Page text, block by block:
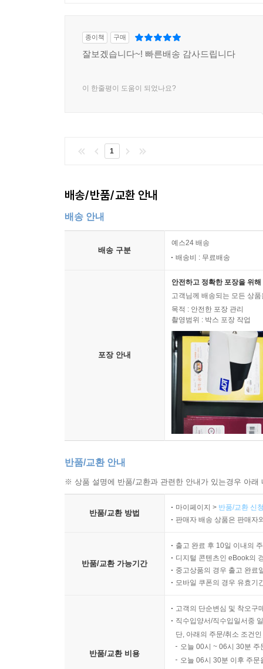
종이책 구매
잘보겠습니다~! 빠른배송 감사드립니다
이 한줄평이 도움이 되었나요?
1
배송/반품/교환 안내
배송 안내
배송 구분
예스24 배송
배송비 : 무료배송
포장 안내
안전하고 정확한 포장을 위
고객님께 배송되는 모든 상
목적 : 안전한 포장 관리
촬영범위 : 박스 포장 작업
반품/교환 안내
※ 상품 설명에 반품/교환과 관련한 안내가 있는경우 아
반품/교환 방법
마이페이지 > 반품/교환 신
판매자 배송 상품은 판매자
반품/교환 가능기간
출고 완료 후 10일 이내의
디지털 콘텐츠인 eBook의
중고상품의 경우 출고 완료
모바일 쿠폰의 경우 유효기
반품/교환 비용
고객의 단순변심 및 착오구
직수입양서/직수입일서중
단, 아래의 주문/취소 조건
오늘 00시 ~ 06시 30분
오늘 06시 30분 이후 주